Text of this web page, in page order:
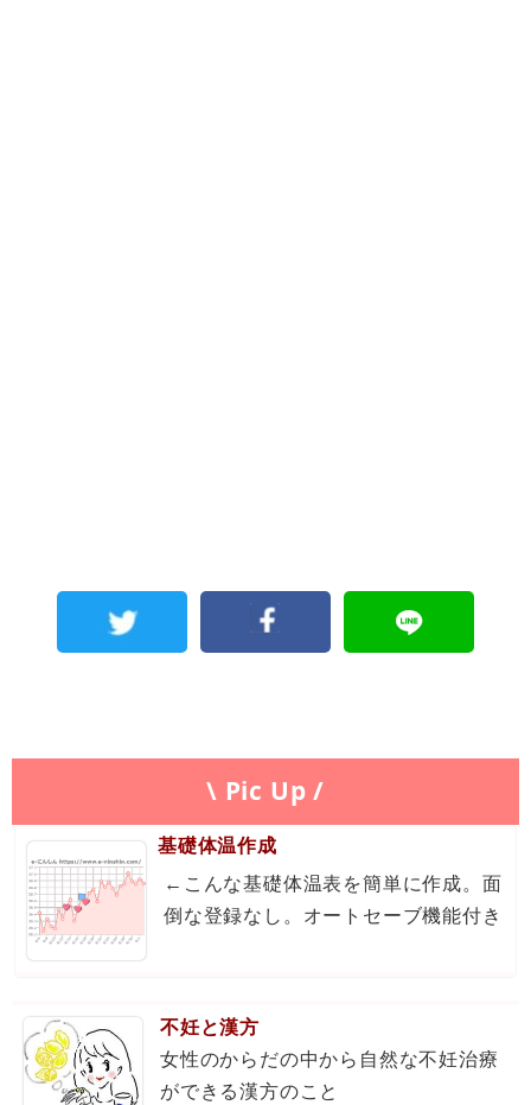
\ Pic Up /
基礎体温作成
←こんな基礎体温表を簡単に作成。面
倒な登録なし。オートセーブ機能付き
不妊と漢方
女性のからだの中から自然な不妊治療
ができる漢方のこと